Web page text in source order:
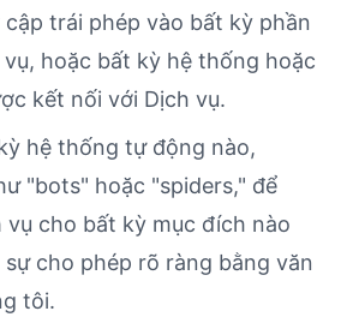
trái phép vào bất kỳ phần
vụ, hoặc bất kỳ hệ thống hoặc
kết nối với Dịch vụ.
hệ thống tự động nào,
"bots" hoặc "spiders," để
vụ cho bất kỳ mục đích nào
cho phép rõ ràng bằng văn
tôi.